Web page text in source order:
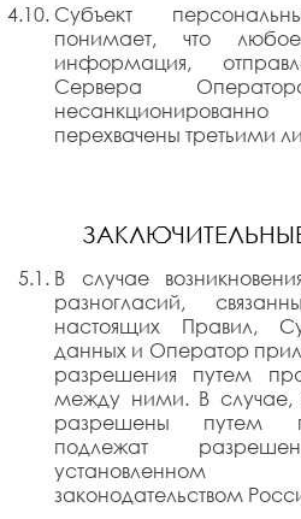
Субъект
понимает, что
информация,
Сервера
перехвачены третьими
В случае
разногласий,
настоящих Правил,
данных и Оператор
разрешения путем
между ними. В случае,
разрешены путем
подлежат
законодательством